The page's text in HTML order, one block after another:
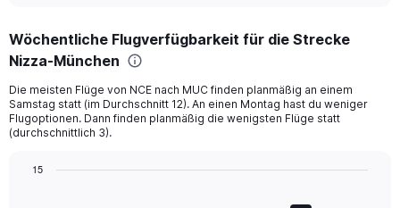
categories.
Range:
categories.
The
chart
Wöchentliche Flugverfügbarkeit für die Strecke
Nizza-München
Die meisten Flüge von NCE nach MUC finden planmäßig an einem
Samstag statt (im Durchschnitt 12). An einen Montag hast du weniger
Flugoptionen. Dann finden planmäßig die wenigsten Flüge statt
(durchschnittlich 3).
15